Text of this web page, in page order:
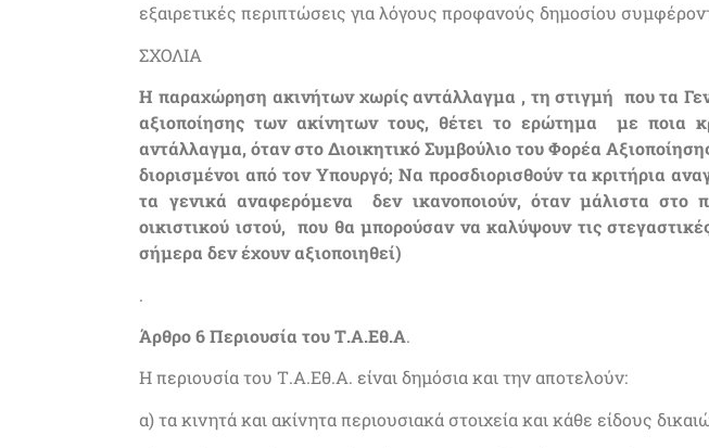
εξαιρετικές περιπτώσεις για λόγους προφανούς δημοσίου
ΣΧΟΛΙΑ
Η παραχώρηση ακινήτων χωρίς αντάλλαγμα , τη στιγμή που τα
αξιοποίησης των ακίνητων τους, θέτει το ερώτημα με ποια
αντάλλαγμα, όταν στο Διοικητικό Συμβούλιο του Φορέα
διορισμένοι από τον Υπουργό; Να προσδιορισθούν τα κριτήρια
τα γενικά αναφερόμενα δεν ικανοποιούν, όταν μάλιστα στο
οικιστικού ιστού, που θα μπορούσαν να καλύψουν τις
σήμερα δεν έχουν αξιοποιηθεί)
.
Άρθρο 6 Περιουσία του Τ.Α.Εθ.Α.
Η περιουσία του Τ.Α.Εθ.Α. είναι δημόσια και την αποτελούν:
α) τα κινητά και ακίνητα περιουσιακά στοιχεία και κάθε είδους